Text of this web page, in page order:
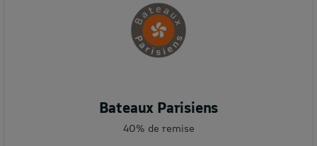
Bateaux Parisiens
40% de remise